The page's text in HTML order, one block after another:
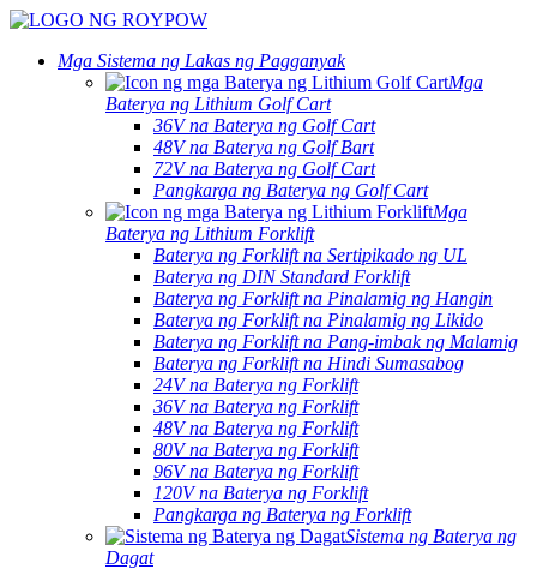
Mga Sistema ng Lakas ng Pagganyak
Mga
Baterya ng Lithium Golf Cart
36V na Baterya ng Golf Cart
48V na Baterya ng Golf Bart
72V na Baterya ng Golf Cart
Pangkarga ng Baterya ng Golf Cart
Mga
Baterya ng Lithium Forklift
Baterya ng Forklift na Sertipikado ng UL
Baterya ng DIN Standard Forklift
Baterya ng Forklift na Pinalamig ng Hangin
Baterya ng Forklift na Pinalamig ng Likido
Baterya ng Forklift na Pang-imbak ng Malamig
Baterya ng Forklift na Hindi Sumasabog
24V na Baterya ng Forklift
36V na Baterya ng Forklift
48V na Baterya ng Forklift
80V na Baterya ng Forklift
96V na Baterya ng Forklift
120V na Baterya ng Forklift
Pangkarga ng Baterya ng Forklift
Sistema ng Baterya ng
Dagat